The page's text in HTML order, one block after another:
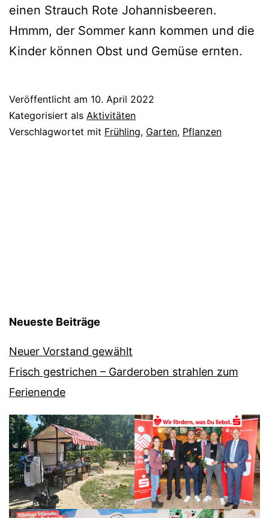
einen Strauch Rote Johannisbeeren.
Hmmm, der Sommer kann kommen und die
Kinder können Obst und Gemüse ernten.
Veröffentlicht am 10. April 2022
Kategorisiert als Aktivitäten
Verschlagwortet mit Frühling, Garten, Pflanzen
Neueste Beiträge
Neuer Vorstand gewählt
Frisch gestrichen – Garderoben strahlen zum
Ferienende